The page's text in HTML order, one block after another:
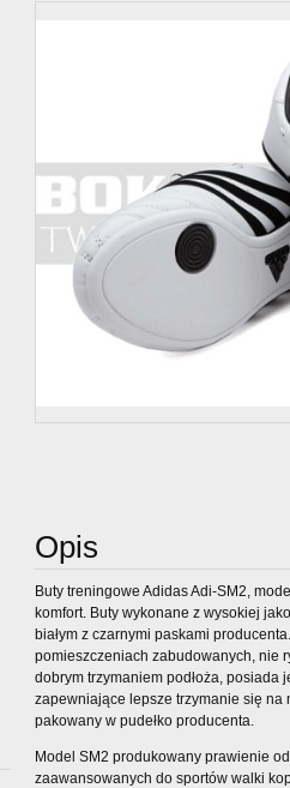
Opis
Buty treningowe Adidas Adi-SM2,
komfort. Buty wykonane z wysokiej
białym z czarnymi paskami
pomieszczeniach zabudowanych, nie
dobrym trzymaniem podłoża, posiada
zapewniające lepsze trzymanie się na
pakowany w pudełko producenta.
Model SM2 produkowany prawienie
zaawansowanych do sportów walki